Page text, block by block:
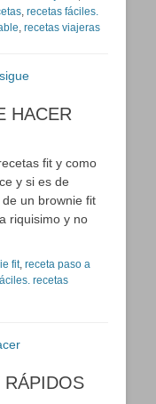
, recetas fáciles.
, recetas viajeras
HACER
fit y como
y si es de
un brownie fit
riquisimo y no
fit, receta paso a
recetas
RÁPIDOS